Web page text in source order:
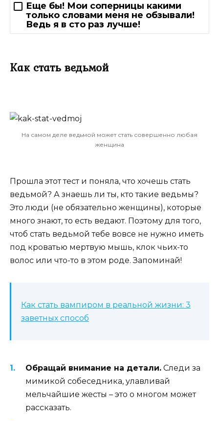
Еще бы! Мои соперницы какими
только словами меня не обзывали!
Ведь я в сто раз лучше!
Как стать ведьмой
На самом деле ведьмой может стать совершенно любая
женщина
Прошла этот тест и поняла, что хочешь стать
ведьмой? А знаешь ли ты, кто такие ведьмы?
Это люди (не обязательно женщины), которые
много знают, то есть ведают. Поэтому для того,
чтоб стать ведьмой тебе вовсе не нужно иметь
под кроватью мертвую мышь, клок чьих-то
волос или что-то в этом роде. Запоминай!
Как стать вампиром в реальной жизни: 3
заветных способ
Обращай внимание на детали. Следи за
мимикой собеседника, улавливай
мельчайшие жесты – это о многом может
рассказать.